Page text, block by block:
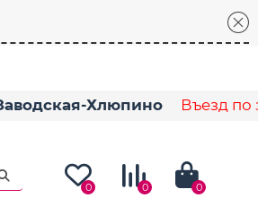
Хлюпино Въезд по
0 0 0